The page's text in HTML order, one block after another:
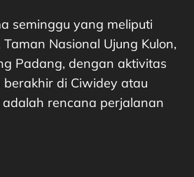
seminggu yang meliputi
Nasional Ujung Kulon,
Padang, dengan aktivitas
di Ciwidey atau
adalah rencana perjalanan